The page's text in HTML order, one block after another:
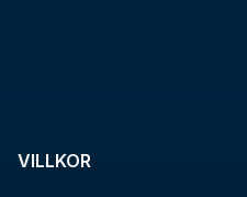
VILLKOR